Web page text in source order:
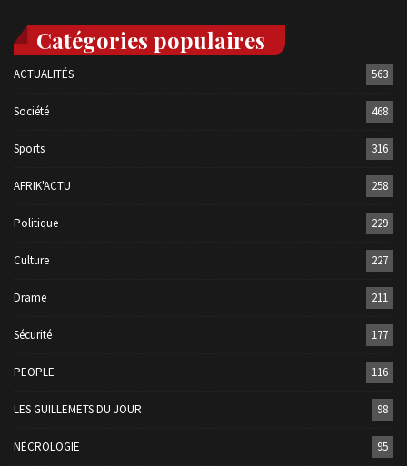
Catégories populaires
ACTUALITÉS 563
Société 468
Sports 316
AFRIK'ACTU 258
Politique 229
Culture 227
Drame 211
Sécurité 177
PEOPLE 116
LES GUILLEMETS DU JOUR 98
NÉCROLOGIE 95